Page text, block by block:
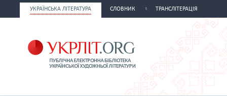
УКРАЇНСЬКА ЛІТЕРАТУРА СЛОВНИК ТРАНСЛІТЕРАЦІЯ